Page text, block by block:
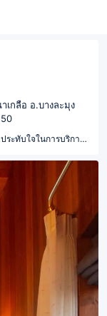
เกลือ อ.บางละมุง
“มีโอกาสจะไปอีกนะคะ สวยมาก ประทับใจในการบริการตั้งแต่ไปยันวันกลับค่ะ อาหารเช้าดีมากๆ 😇😇🌊🌊”